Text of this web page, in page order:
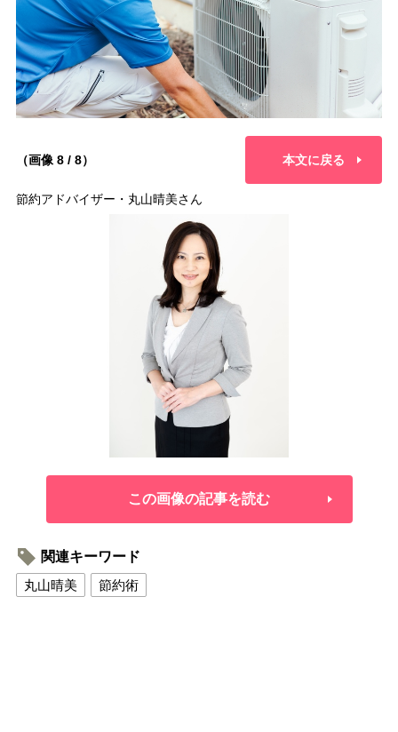
（画像 8 / 8） 本文に戻る
節約アドバイザー・丸山晴美さん
この画像の記事を読む
関連キーワード
丸山晴美
節約術